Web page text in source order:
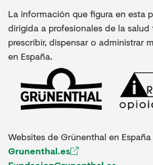
La información que figura en esta
dirigida a profesionales de la
prescribir, dispensar o administrar
en España.
Websites de Grünenthal en España
Grunenthal.es